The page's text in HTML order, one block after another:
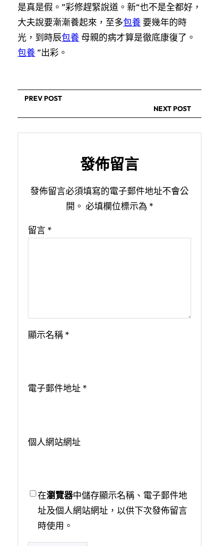
是真是假。”彩修趕緊說道。新“也不是全都好，
大夫說要漸漸養起來，至多包養 要幾年的時
光，到時辰包養 母親的病才算是徹底康復了。
包養 ”出彩。
PREV POST
NEXT POST
發佈留言
發佈留言必須填寫的電子郵件地址不會公
開。 必填欄位標示為 *
留言 *
顯示名稱 *
電子郵件地址 *
個人網站網址
在瀏覽器中儲存顯示名稱、電子郵件地
址及個人網站網址，以供下次發佈留言
時使用。